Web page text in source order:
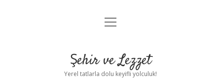
Anasayfa
Yasal Uyarı
menüyü
Şehir ve Lezzet
Yerel tatlarla dolu keyifli yolculuk!